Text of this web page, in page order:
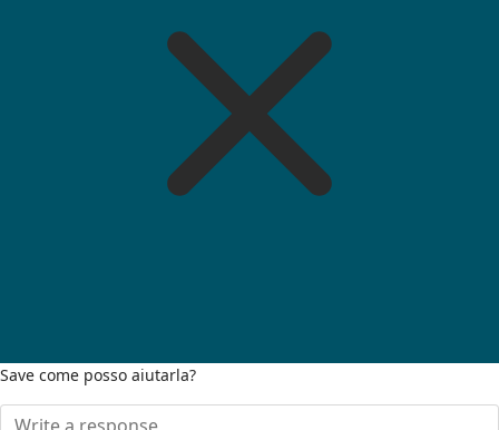
Save come posso aiutarla?